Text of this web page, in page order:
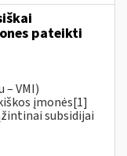
pateikti
VMI)
įmonės[1]
subsidijai